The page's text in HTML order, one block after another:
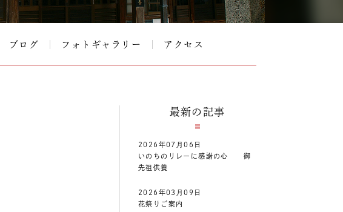
ブログ フォトギャラリー アクセス
最新の記事
2026年07月06日
いのちのリレーに感謝の心 御
先祖供養
2026年03月09日
花祭りご案内